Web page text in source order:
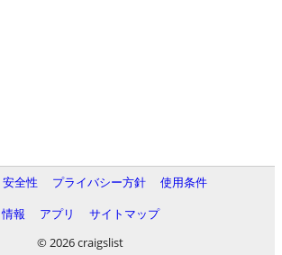
安全性 プライバシー方針
使用条件
情報
アプリ
サイトマップ
© 2026 craigslist